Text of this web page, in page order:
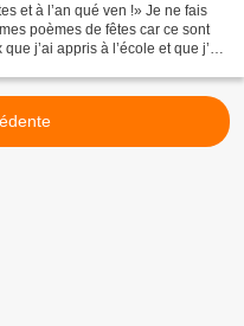
et à l’an qué ven !» Je ne fais
poèmes de fêtes car ce sont
j’ai appris à l’école et que j’ai